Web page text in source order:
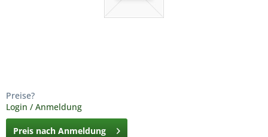
Preise?
Login / Anmeldung
Preis nach Anmeldung